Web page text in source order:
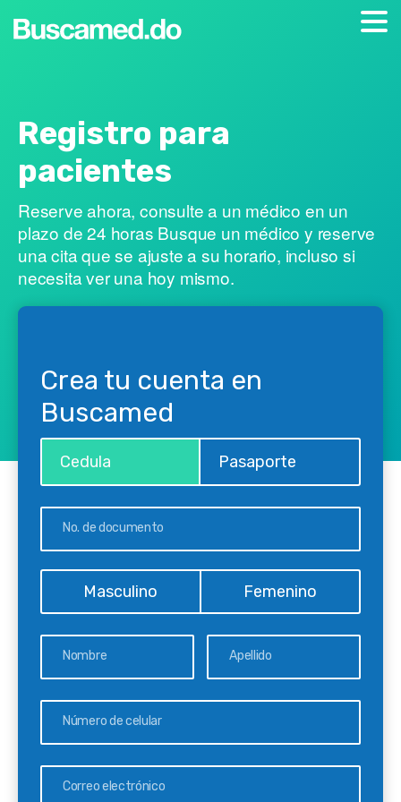
Registro para
pacientes
Reserve ahora, consulte a un médico en un
plazo de 24 horas Busque un médico y reserve
una cita que se ajuste a su horario, incluso si
necesita ver una hoy mismo.
Crea tu cuenta en
Buscamed
Cedula Pasaporte
Masculino Femenino